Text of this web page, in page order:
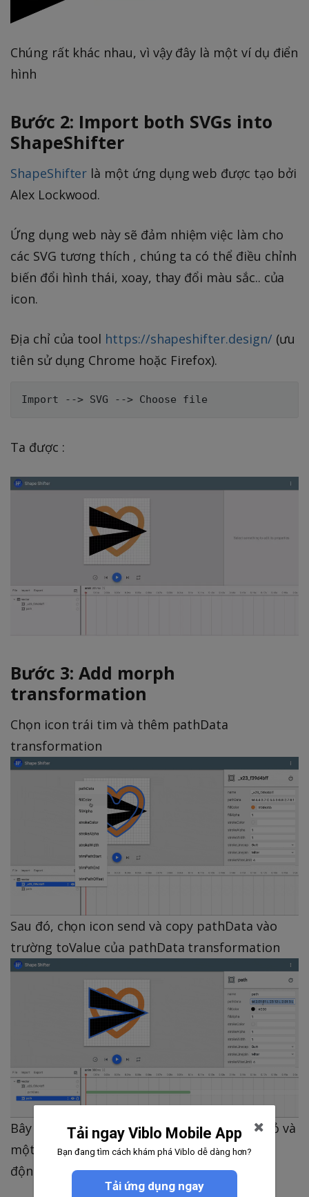
Chúng rất khác nhau, vì vậy đây là một ví dụ điển
hình
Bước 2: Import both SVGs into
ShapeShifter
ShapeShifter là một ứng dụng web được tạo bởi
Alex Lockwood.
Ứng dụng web này sẽ đảm nhiệm việc làm cho
các SVG tương thích , chúng ta có thể điều chỉnh
biến đổi hình thái, xoay, thay đổi màu sắc.. của
icon.
Địa chỉ của tool https://shapeshifter.design/ (ưu
tiên sử dụng Chrome hoặc Firefox).
Ta được :
Bước 3: Add morph
transformation
Chọn icon trái tim và thêm pathData
transformation
Sau đó, chọn icon send và copy pathData vào
trường toValue của pathData transformation
Bây giờ bạn sẽ có một thanh biến đổi màu đỏ và
một cây đũa thần sẽ cung cấp cho bạn để tự
động sửa lỗi chuyển đổi.
Tải ngay Viblo Mobile App
Bạn đang tìm cách khám phá Viblo dễ dàng hơn?
Tải ứng dụng ngay